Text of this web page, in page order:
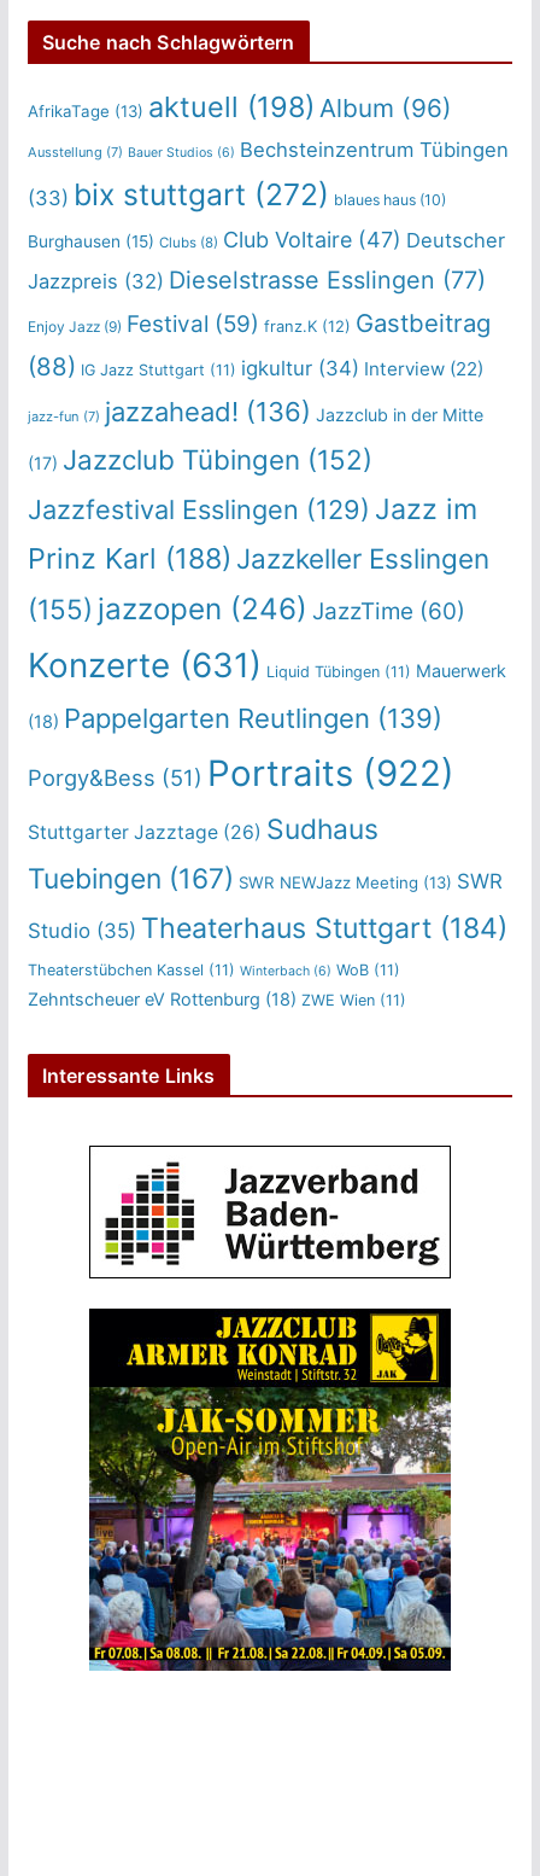
Suche nach Schlagwörtern
AfrikaTage (13) aktuell (198) Album (96)
Ausstellung (7) Bauer Studios (6) Bechsteinzentrum Tübingen
(33) bix stuttgart (272) blaues haus(10)
Burghausen (15) Clubs(8) Club Voltaire(47) Deutscher
Jazzpreis (32) Dieselstrasse Esslingen (77)
Enjoy Jazz(9) Festival (59) franz.K(12) Gastbeitrag
(88) IG Jazz Stuttgart (11) igkultur(34) Interview(22)
jazz-fun (7) jazzahead! (136) Jazzclub in der Mitte
(17) Jazzclub Tübingen (152)
Jazzfestival Esslingen (129) Jazz im
Prinz Karl (188) Jazzkeller Esslingen
(155) jazzopen (246) JazzTime (60)
Konzerte (631) Liquid Tübingen(11) Mauerwerk
(18) Pappelgarten Reutlingen (139)
Porgy&Bess (51) Portraits (922)
Stuttgarter Jazztage(26) Sudhaus
Tuebingen (167) SWR NEWJazz Meeting (13) SWR
Studio(35) Theaterhaus Stuttgart(184)
Theaterstübchen Kassel (11) Winterbach(6) WoB(11)
Zehntscheuer eV Rottenburg (18) ZWE Wien(11)
Interessante Links